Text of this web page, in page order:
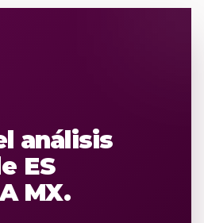
análisis
ES
MX.